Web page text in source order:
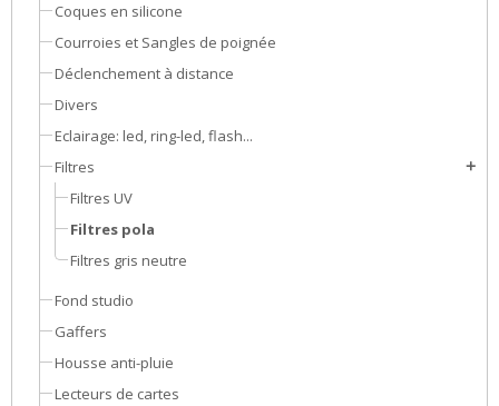
Coques en silicone
Courroies et Sangles de poignée
Déclenchement à distance
Divers
Eclairage: led, ring-led, flash...
Filtres
add
Filtres UV
Filtres pola
Filtres gris neutre
Fond studio
Gaffers
Housse anti-pluie
Lecteurs de cartes